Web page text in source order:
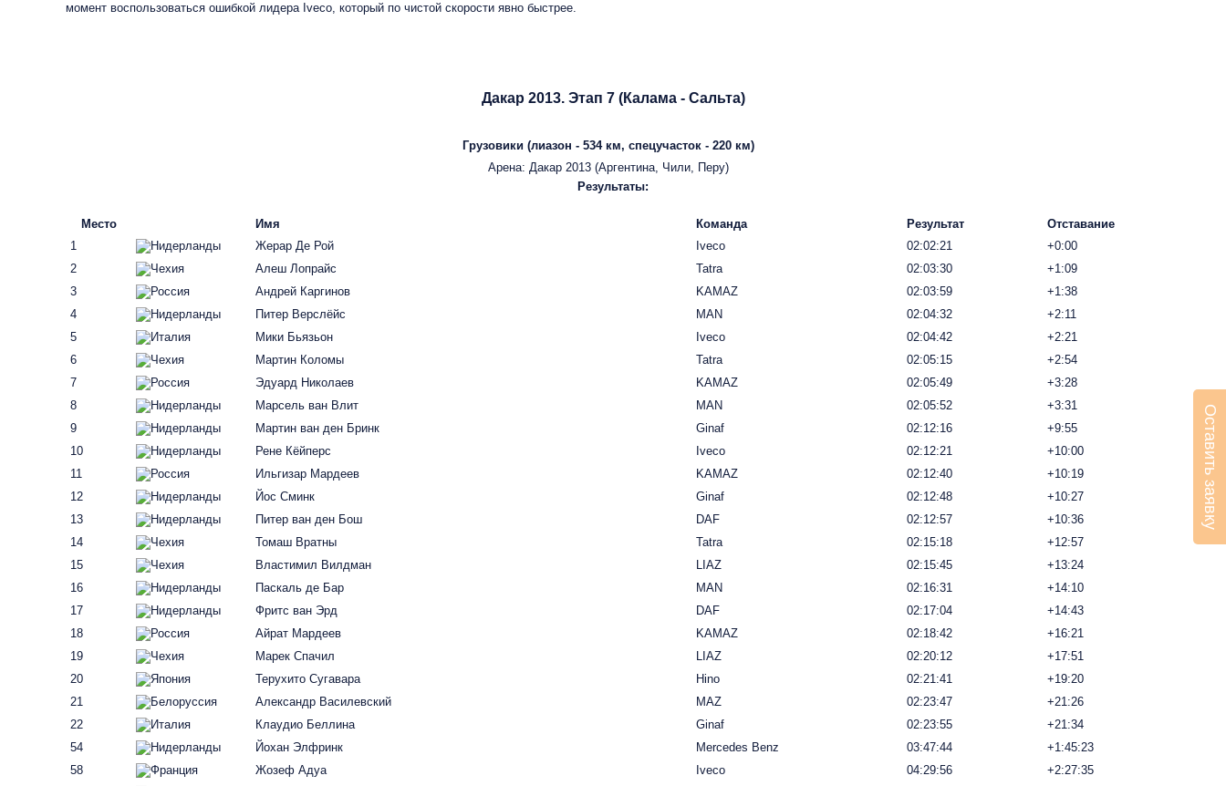
момент воспользоваться ошибкой лидера Iveco, который по чистой скорости явно быстрее.
Дакар 2013. Этап 7 (Калама - Сальта)
Грузовики (лиазон - 534 км, спецучасток - 220 км)
Арена: Дакар 2013 (Аргентина, Чили, Перу)
Результаты:
Место Имя Команда Результат
Отставание
1
Жерар Де Рой Iveco 02:02:21
+0:00
2
Алеш Лопрайс Tatra 02:03:30
+1:09
3
Андрей Каргинов KAMAZ 02:03:59
+1:38
4
Питер Верслёйс MAN 02:04:32
+2:11
5
Мики Бьязьон Iveco 02:04:42
+2:21
6
Мартин Коломы Tatra 02:05:15
+2:54
7
Эдуард Николаев KAMAZ 02:05:49
+3:28
8
Марсель ван Влит MAN 02:05:52
+3:31
9
Мартин ван ден Бринк Ginaf 02:12:16
+9:55
10
Рене Кёйперс Iveco 02:12:21
+10:00
11
Ильгизар Мардеев KAMAZ 02:12:40
+10:19
12
Йос Сминк Ginaf 02:12:48
+10:27
13
Питер ван ден Бош DAF 02:12:57
+10:36
14
Томаш Вратны Tatra 02:15:18
+12:57
15
Властимил Вилдман LIAZ 02:15:45
+13:24
16
Паскаль де Бар MAN 02:16:31
+14:10
17
Фритс ван Эрд DAF 02:17:04
+14:43
18
Айрат Мардеев KAMAZ 02:18:42
+16:21
19
Марек Спачил LIAZ 02:20:12
+17:51
20
Терухито Сугавара Hino 02:21:41
+19:20
21
Александр Василевский MAZ 02:23:47
+21:26
22
Клаудио Беллина Ginaf 02:23:55
+21:34
54
Йохан Элфринк Mercedes Benz 03:47:44
+1:45:23
58
Жозеф Адуа Iveco 04:29:56
+2:27:35
Оставить заявку